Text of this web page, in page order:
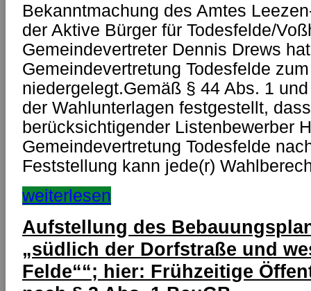
Bekanntmachung des Amtes
der Aktive Bürger für Todesfelde/
Gemeindevertreter Dennis Drews
Gemeindevertretung Todesfelde
niedergelegt.Gemäß § 44 Abs. 1
der Wahlunterlagen festgestellt,
berücksichtigender Listenbewerber
Gemeindevertretung Todesfelde
Feststellung kann jede(r)
weiterlesen
Aufstellung des
„südlich der Dorfstraße und
Felde““; hier: Frühzeitige